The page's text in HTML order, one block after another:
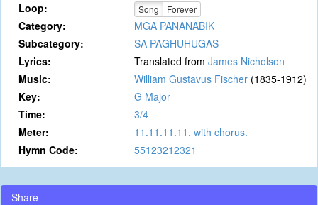
Loop: Song Forever
Category:
MGA PANANABIK
Subcategory:
SA PAGHUHUGAS
Lyrics:
Translated from James Nicholson
Music:
William Gustavus Fischer (1835-1912)
Key:
G Major
Time:
3/4
Meter:
11.11.11.11. with chorus.
Hymn Code:
55123212321
Share